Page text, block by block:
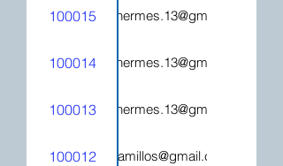
100015hecatehermes.13@gmail.com
100014hecatehermes.13@gmail.com
100013hecatehermes.13@gmail.com
100012mjcamillos@gmail.com